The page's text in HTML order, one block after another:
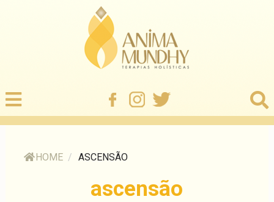
HOME / ASCENSÃO
ascensão